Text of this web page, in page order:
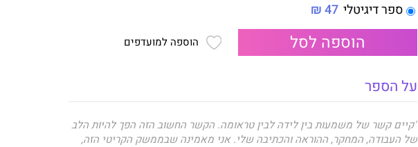
ספר דיגיטלי 47 ₪
הוספה לסל הוספה למועדפים
על הספר
"קיים קשר של משמעות בין לידה לבין טראומה. הקשר החשוב הזה הפך להיות הלב
של העבודה, המחקר, ההוראה והכתיבה שלי. אני מאמינה שבממשק הקריטי הזה,